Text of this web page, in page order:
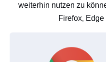
weiterhin nutzen zu
Firefox,